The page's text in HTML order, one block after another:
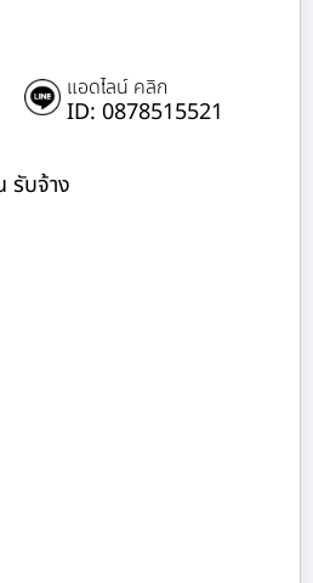
แอดไลน์ คลิก
ID: 0878515521
รับจ้าง